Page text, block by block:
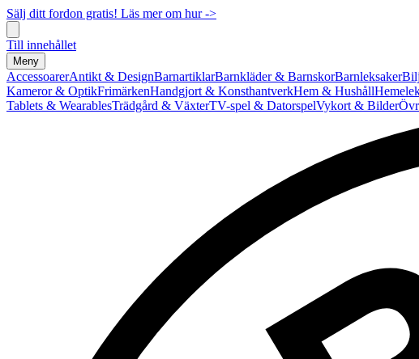
Sälj ditt fordon gratis! Läs mer om hur ->
Till innehållet
Meny
AccessoarerAntikt & DesignBarnartiklarBarnkläder & BarnskorBarnleksaker
Kameror & OptikFrimärkenHandgjort & KonsthantverkHem & Hushåll
Tablets & WearablesTrädgård & VäxterTV-spel & DatorspelVykort & Bilder